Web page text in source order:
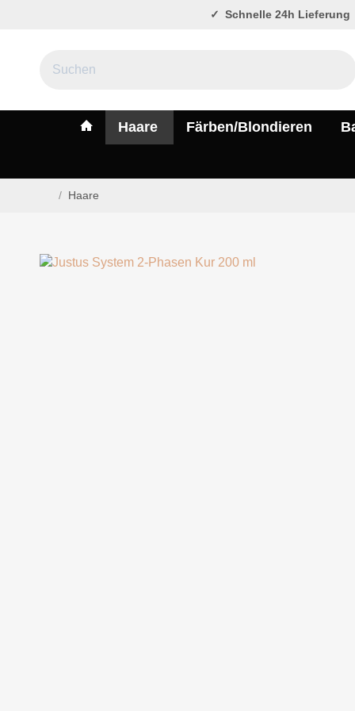
Schnelle 24h Lieferung
#custom.linkHome#
Haare Färben/Blondieren
/ Haare